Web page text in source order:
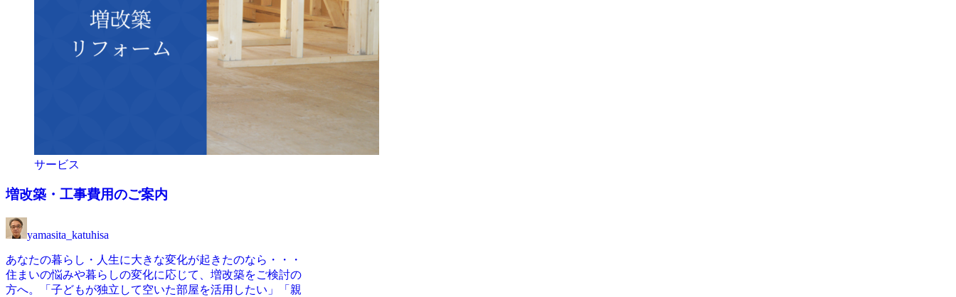
サービス
増改築・工事費用のご案内
yamasita_katuhisa
あなたの暮らし・人生に大きな変化が起きたのなら・・・
住まいの悩みや暮らしの変化に応じて、増改築をご検討の
方へ。「子どもが独立して空いた部屋を活用したい」「親